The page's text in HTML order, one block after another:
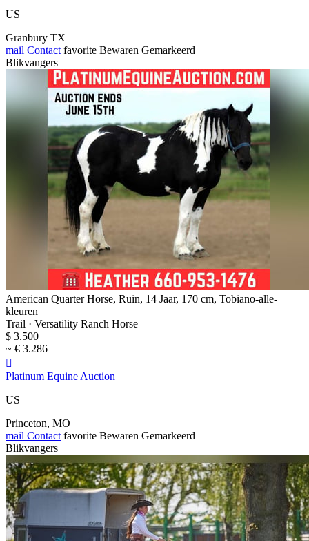
US
Granbury TX
mail Contact favorite Bewaren Gemarkeerd
Blikvangers
American Quarter Horse, Ruin, 14 Jaar, 170 cm, Tobiano-alle-
kleuren
Trail · Versatility Ranch Horse
$ 3.500
~ € 3.286

Platinum Equine Auction
US
Princeton, MO
mail Contact favorite Bewaren Gemarkeerd
Blikvangers